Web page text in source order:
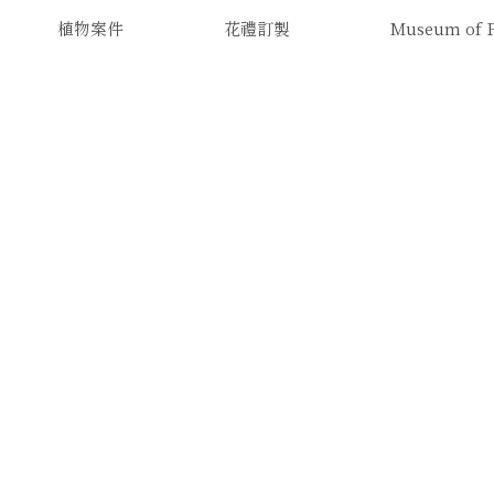
植物案件 花禮訂製 Museum of